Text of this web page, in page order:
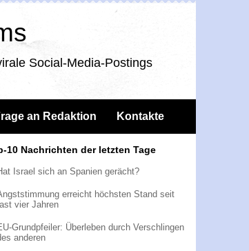
Social-Media-Postings
an Redaktion Kontakte
10 Nachrichten der letzten Tage
Israel sich an Spanien gerächt?
erreicht höchsten Stand seit
vier Jahren
Grundpfeiler: Überleben durch Verschlingen
anderen